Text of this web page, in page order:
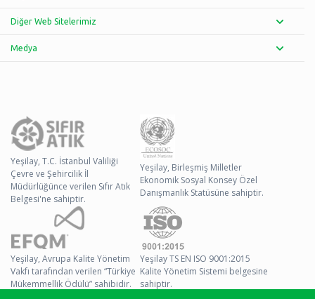
Diğer Web Sitelerimiz
Medya
Yeşilay, T.C. İstanbul Valiliği
Çevre ve Şehircilik İl
Müdürlüğünce verilen Sıfır Atık
Belgesi'ne sahiptir.
Yeşilay, Birleşmiş Milletler
Ekonomik Sosyal Konsey Özel
Danışmanlık Statüsüne sahiptir.
Yeşilay, Avrupa Kalite Yönetim
Vakfı tarafından verilen “Türkiye
Mükemmellik Ödülü” sahibidir.
Yeşilay TS EN ISO 9001:2015
Kalite Yönetim Sistemi belgesine
sahiptir.